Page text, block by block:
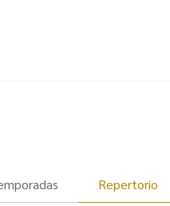
Repertorio